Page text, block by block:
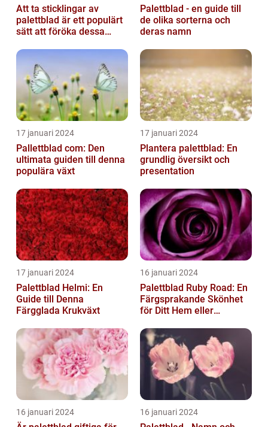
Att ta sticklingar av
palettblad är ett populärt
sätt att föröka dessa
relativt...
Palettblad - en guide till
de olika sorterna och
deras namn
17 januari 2024
Pallettblad com: Den
ultimata guiden till denna
populära växt
17 januari 2024
Plantera palettblad: En
grundlig översikt och
presentation
17 januari 2024
Palettblad Helmi: En
Guide till Denna
Färgglada Krukväxt
16 januari 2024
Palettblad Ruby Road: En
Färgsprakande Skönhet
för Ditt Hem eller
16 januari 2024 16 januari 2024